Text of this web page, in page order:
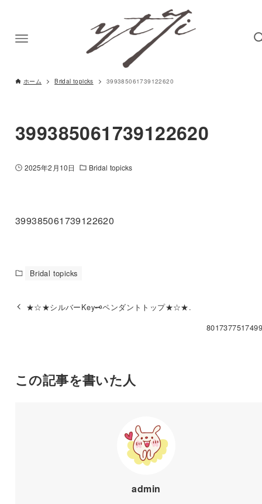
ホーム Bridal topicks 399385061739122620
399385061739122620
2025年2月10日 Bridal topicks
399385061739122620
Bridal topicks
★☆★シルバーKey🗝ペンダントトップ★☆★.
この記事を書いた人
admin